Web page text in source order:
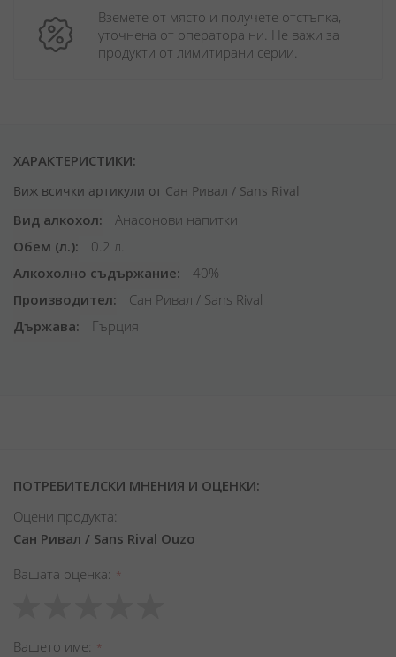
Вземете от място и получете отстъпка,
уточнена от оператора ни. Не важи за
продукти от лимитирани серии.
ХАРАКТЕРИСТИКИ:
Виж всички артикули от Сан Ривал / Sans Rival
Вид алкохол
Анасонови напитки
Обем (л.)
0.2 л.
Алкохолно съдържание
40%
Производител
Сан Ривал / Sans Rival
Държава
Гърция
ПОТРЕБИТЕЛСКИ МНЕНИЯ И ОЦЕНКИ:
Оцени продукта:
Сан Ривал / Sans Rival Ouzo
Вашата оценка
star
stars
stars
stars
stars
Вашето име